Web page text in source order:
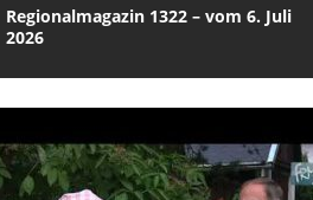
Regionalmagazin 1322 – vom 6. Juli
2026